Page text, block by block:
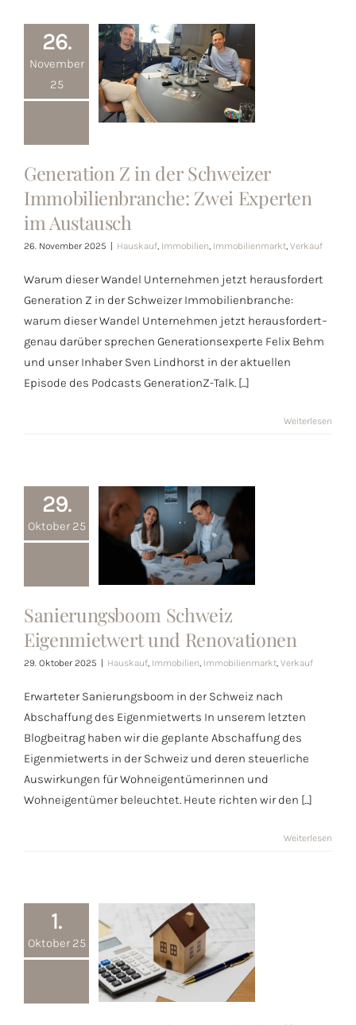
26.
November
25
Schweizer
Immobilienbranche:
Zwei Experten
im Austausch
Generation Z in der Schweizer
Immobilienbranche: Zwei Experten
im Austausch
26. November 2025 Hauskauf, Immobilien, Immobilienmarkt, Verkauf
Warum dieser Wandel Unternehmen jetzt herausfordert
Generation Z in der Schweizer Immobilienbranche:
warum dieser Wandel Unternehmen jetzt herausfordert–
genau darüber sprechen Generationsexperte Felix Behm
und unser Inhaber Sven Lindhorst in der aktuellen
Episode des Podcasts GenerationZ-Talk. [...]
Weiterlesen
29.
Oktober 25
Sanierungsboom
Schweiz
Eigenmietwert
Renovationen
Sanierungsboom Schweiz
Eigenmietwert und Renovationen
29. Oktober 2025 Hauskauf, Immobilien, Immobilienmarkt, Verkauf
Erwarteter Sanierungsboom in der Schweiz nach
Abschaffung des Eigenmietwerts In unserem letzten
Blogbeitrag haben wir die geplante Abschaffung des
Eigenmietwerts in der Schweiz und deren steuerliche
Auswirkungen für Wohneigentümerinnen und
Wohneigentümer beleuchtet. Heute richten wir den [...]
Weiterlesen
1.
Oktober 25